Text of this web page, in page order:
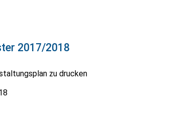
2017/2018
zu drucken